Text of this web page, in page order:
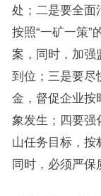
处；二是要全面
按照“一矿一策”
案，同时，加强
到位；三是要尽
金，督促企业按
象发生；四要强
山任务目标，按
同时，必须严保